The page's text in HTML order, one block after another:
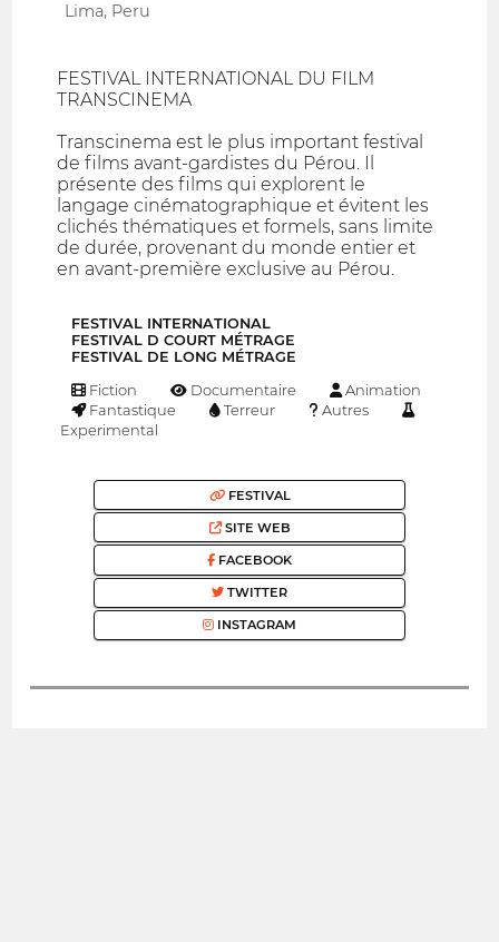
Lima, Peru
FESTIVAL INTERNATIONAL DU FILM
TRANSCINEMA
Transcinema est le plus important festival
de films avant-gardistes du Pérou. Il
présente des films qui explorent le
langage cinématographique et évitent les
clichés thématiques et formels, sans limite
de durée, provenant du monde entier et
en avant-première exclusive au Pérou.
FESTIVAL INTERNATIONAL
FESTIVAL D COURT MÉTRAGE
FESTIVAL DE LONG MÉTRAGE
Fiction Documentaire
Animation
Fantastique
Terreur
Autres
Experimental
FESTIVAL
SITE WEB
FACEBOOK
TWITTER
INSTAGRAM